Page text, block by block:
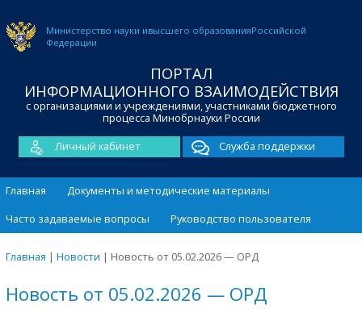
Министерство науки ивысшего образованияРоссийской
Федерации
ПОРТАЛ
ИНФОРМАЦИОННОГО ВЗАИМОДЕЙСТВИЯ
с организациями и учреждениями, участниками бюджетного
процесса Минобрнауки России
Личный кабинет
Служба поддержки
Главная
Документы и методические материалы
Часто задаваемые вопросы
Руководство пользователя
Главная | Новости | Новость от 05.02.2026 — ОРД
Новость от 05.02.2026 — ОРД